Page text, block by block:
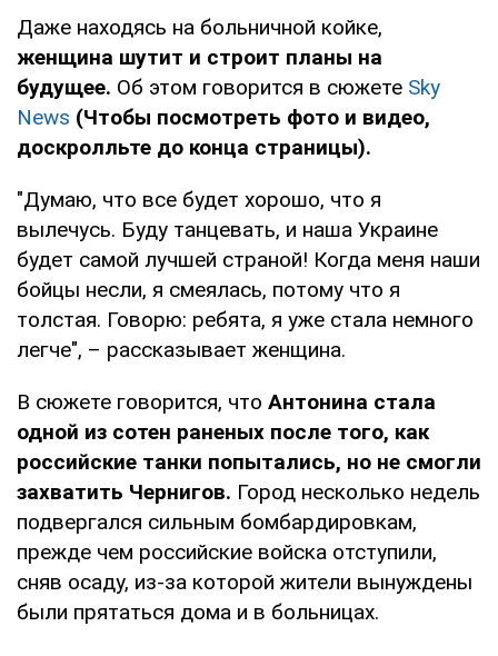
Даже находясь на больничной койке,
женщина шутит и строит планы на
будущее. Об этом говорится в сюжете Sky
News (Чтобы посмотреть фото и видео,
доскролльте до конца страницы).
"Думаю, что все будет хорошо, что я
вылечусь. Буду танцевать, и наша Украине
будет самой лучшей страной! Когда меня наши
бойцы несли, я смеялась, потому что я
толстая. Говорю: ребята, я уже стала немного
легче", – рассказывает женщина.
В сюжете говорится, что Антонина стала
одной из сотен раненых после того, как
российские танки попытались, но не смогли
захватить Чернигов. Город несколько недель
подвергался сильным бомбардировкам,
прежде чем российские войска отступили,
сняв осаду, из-за которой жители вынуждены
были прятаться дома и в больницах.